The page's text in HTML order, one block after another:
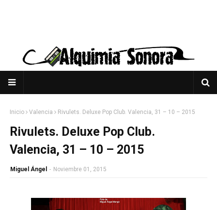
Inicio Valencia Rivulets. Deluxe Pop Club. Valencia, 31 – 10 – 2015
Rivulets. Deluxe Pop Club.
Valencia, 31 – 10 – 2015
Miguel Ángel - Noviembre 01, 2015